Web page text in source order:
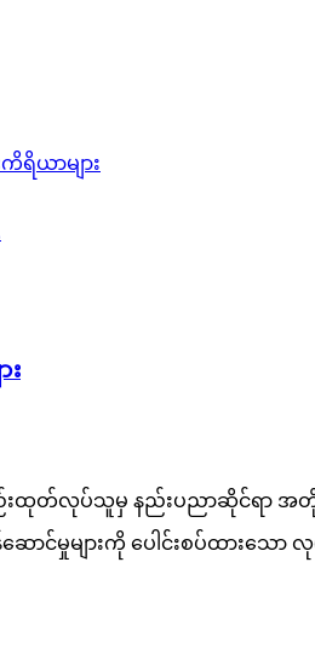
း
ထုတ်လုပ်သူမှ နည်းပညာဆိုင်ရာ အတို
ာင်မှုများကို ပေါင်းစပ်ထားသေ